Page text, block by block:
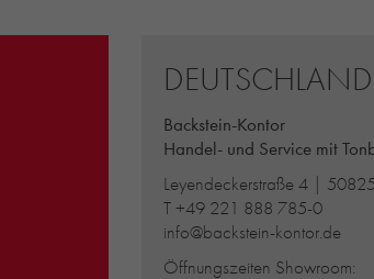
DEUTSCHLAND
Backstein-Kontor
Handel- und Service mit
Leyendeckerstraße 4 |
T+49 221 888 785-0
info@backstein-kontor.de
Öffnungszeiten Showroom: